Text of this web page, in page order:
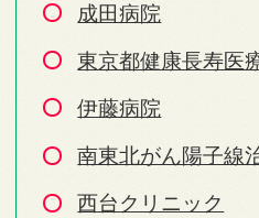
成田病院
東京都健康長寿医
伊藤病院
南東北がん陽子線
西台クリニック